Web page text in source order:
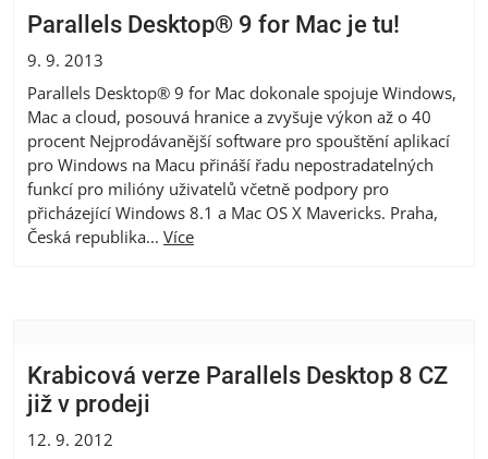
Parallels Desktop® 9 for Mac je tu!
9. 9. 2013
Parallels Desktop® 9 for Mac dokonale spojuje Windows,
Mac a cloud, posouvá hranice a zvyšuje výkon až o 40
procent Nejprodávanější software pro spouštění aplikací
pro Windows na Macu přináší řadu nepostradatelných
funkcí pro milióny uživatelů včetně podpory pro
přicházející Windows 8.1 a Mac OS X Mavericks. Praha,
Česká republika... Více
Krabicová verze Parallels Desktop 8 CZ
již v prodeji
12. 9. 2012